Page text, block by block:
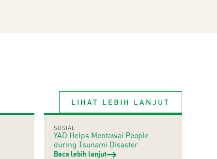
LIHAT LEBIH LANJUT
SOSIAL
YAD Helps Mentawai People
during Tsunami Disaster
Baca lebih lanjut